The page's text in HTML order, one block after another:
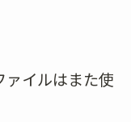
イルはまた使